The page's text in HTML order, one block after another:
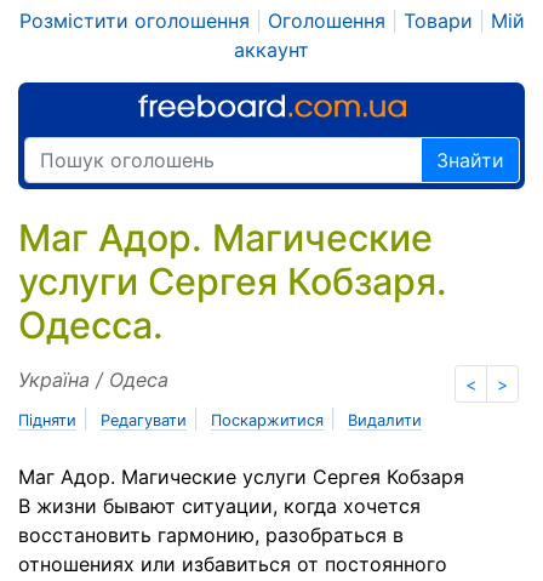
Розмістити оголошення Оголошення Товари
Мій
аккаунт
Знайти
Маг Адор. Магические
услуги Сергея Кобзаря.
Одесса.
< >
Україна / Одеса
Підняти Редагувати Поскаржитися Видалити
Маг Адор. Магические услуги Сергея Кобзаря
В жизни бывают ситуации, когда хочется
восстановить гармонию, разобраться в
отношениях или избавиться от постоянного